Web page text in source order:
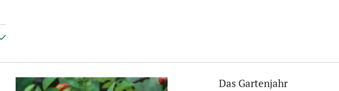
Das Gartenjahr